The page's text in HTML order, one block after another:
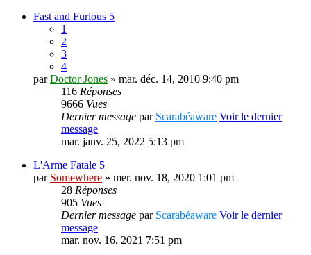
Fast and Furious 5
1
2
3
4
parDoctor Jones » mar. déc. 14, 2010 9:40 pm
116 Réponses
9666 Vues
Dernier message par Scarabéaware Voir le dernier
message
mar. janv. 25, 2022 5:13 pm
L'Arme Fatale 5
par Somewhere » mer. nov. 18, 2020 1:01 pm
28 Réponses
905 Vues
Dernier message par Scarabéaware Voir le dernier
message
mar. nov. 16, 2021 7:51 pm